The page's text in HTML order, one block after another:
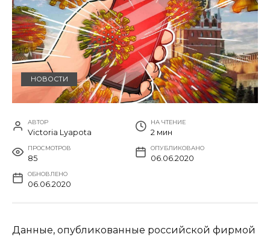
НОВОСТИ
АВТОР
Victoria Lyapota
НА ЧТЕНИЕ
2 мин
ПРОСМОТРОВ
85
ОПУБЛИКОВАНО
06.06.2020
ОБНОВЛЕНО
06.06.2020
Данные, опубликованные российской фирмой